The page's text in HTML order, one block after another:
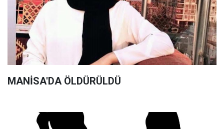
MANİSA'DA ÖLDÜRÜLDÜ